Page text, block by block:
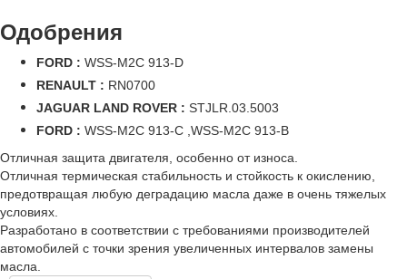
Одобрения
FORD : WSS-M2C 913-D
RENAULT : RN0700
JAGUAR LAND ROVER : STJLR.03.5003
FORD : WSS-M2C 913-C ,WSS-M2C 913-B
Отличная защита двигателя, особенно от износа.
Отличная термическая стабильность и стойкость к окислению,
предотвращая любую деградацию масла даже в очень тяжелых
условиях.
Разработано в соответствии с требованиями производителей
автомобилей с точки зрения увеличенных интервалов замены
масла.